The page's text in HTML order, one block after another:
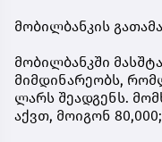
მობილბანკის
მობილბანკში
მიმდინარეობს,
ლარს შეადგენს.
აქვთ, მოიგონ